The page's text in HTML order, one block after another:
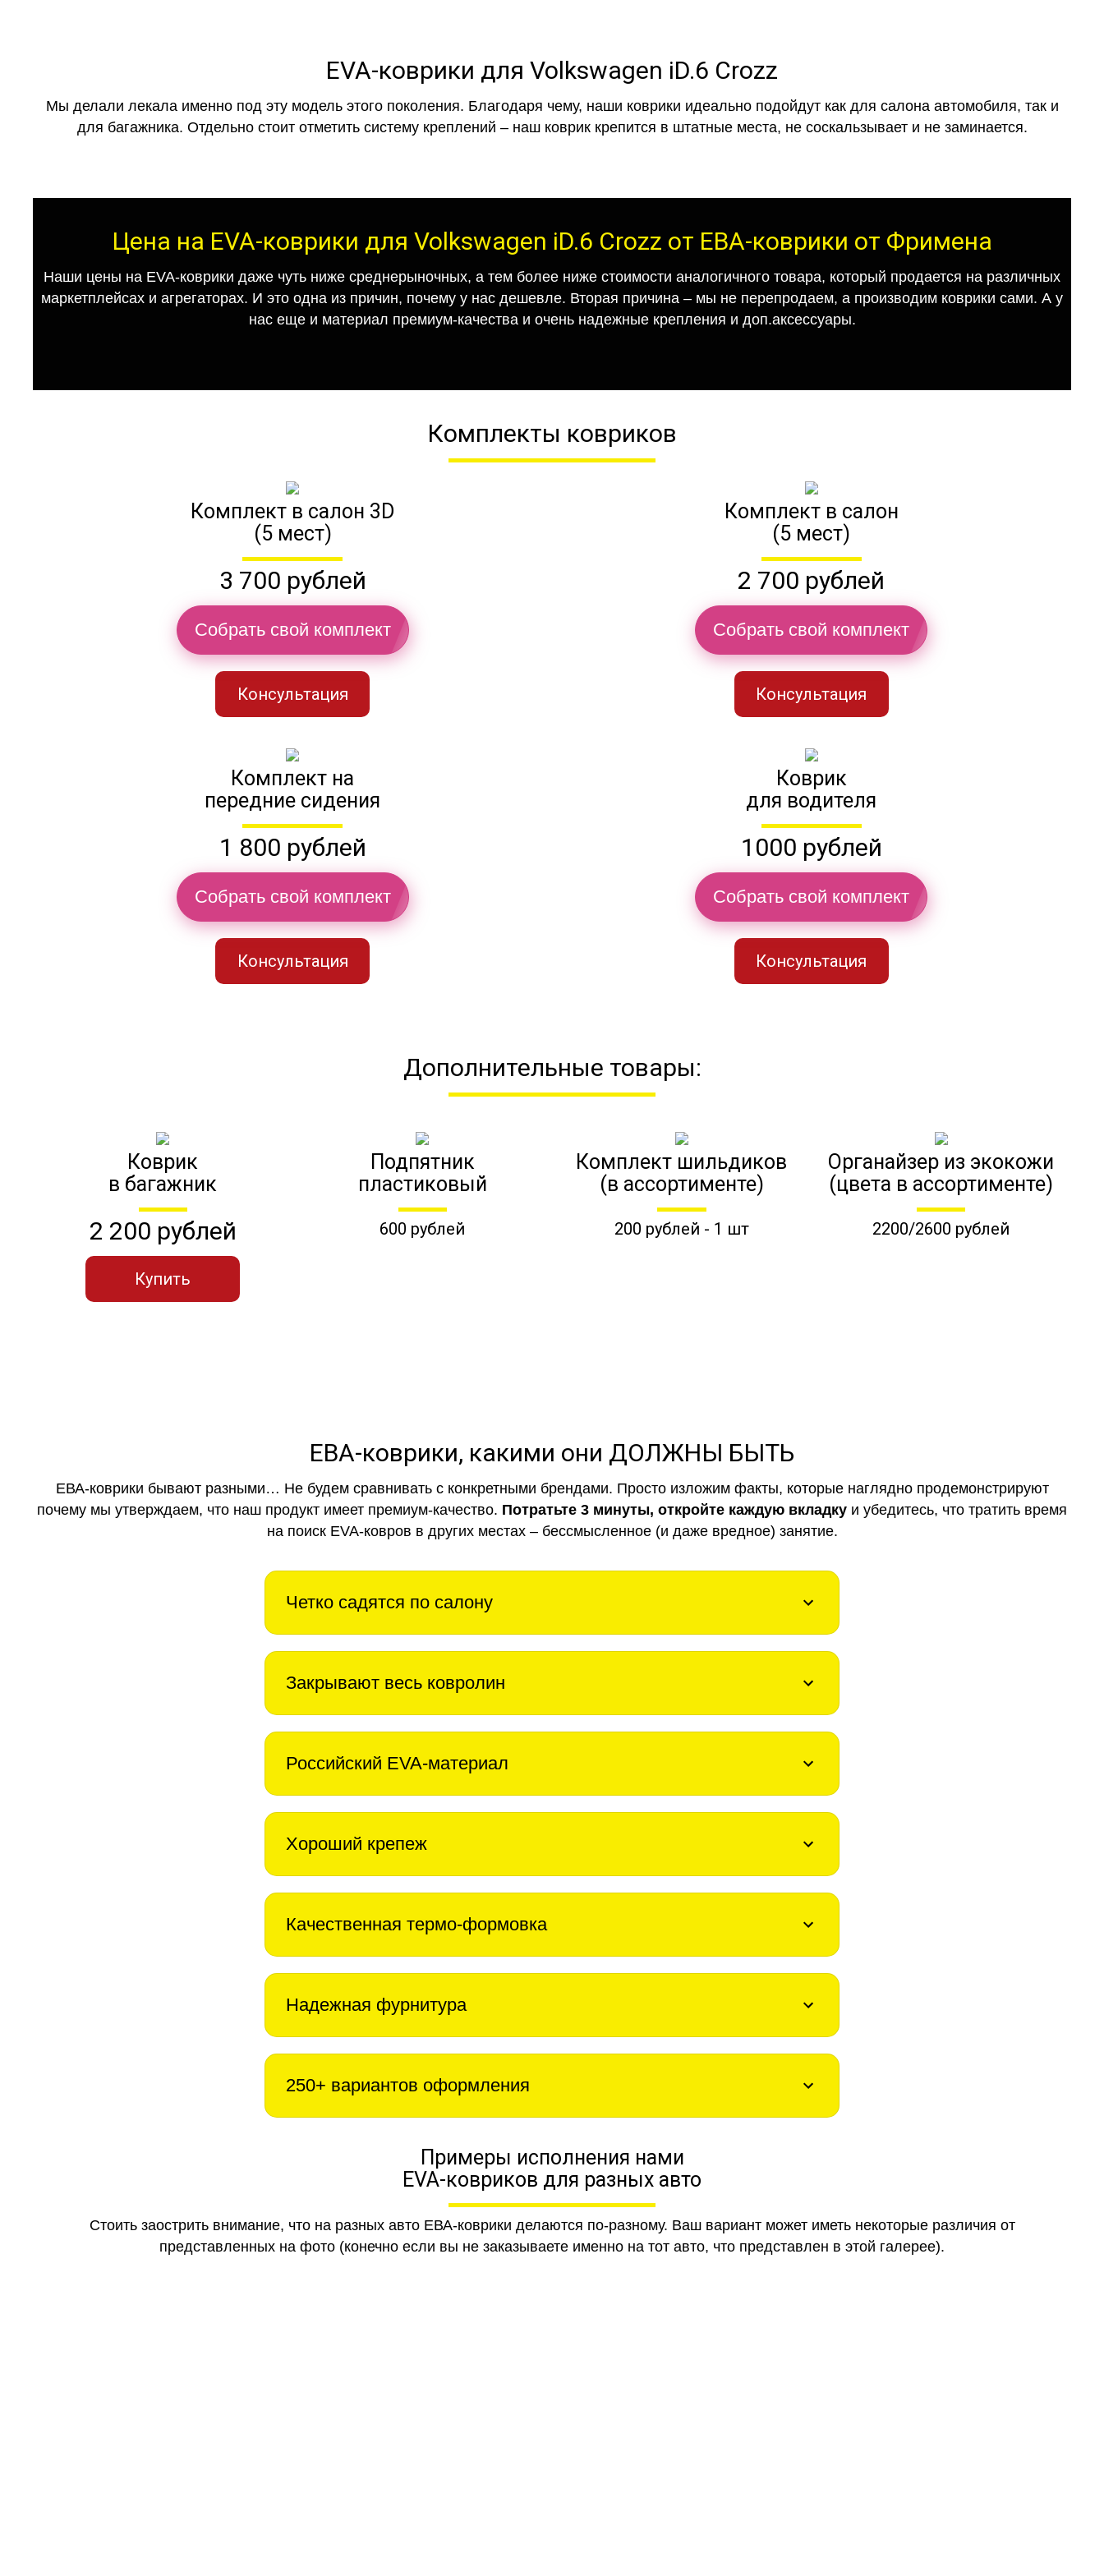
EVA-коврики для Volkswagen iD.6 Crozz
Мы делали лекала именно под эту модель этого поколения. Благодаря чему, наши коврики идеально подойдут как для салона автомобиля, так и
для багажника. Отдельно стоит отметить систему креплений – наш коврик крепится в штатные места, не соскальзывает и не заминается.
Цена на EVA-коврики для Volkswagen iD.6 Crozz от ЕВА-коврики от Фримена
Наши цены на EVA-коврики даже чуть ниже среднерыночных, а тем более ниже стоимости аналогичного товара, который продается на различных
маркетплейсах и агрегаторах. И это одна из причин, почему у нас дешевле. Вторая причина – мы не перепродаем, а производим коврики сами. А у
нас еще и материал премиум-качества и очень надежные крепления и доп.аксессуары.
Комплекты ковриков
Комплект в салон 3D
(5 мест)
3 700 рублей
Собрать свой комплект
Консультация
Комплект в салон
(5 мест)
2 700 рублей
Собрать свой комплект
Консультация
Комплект на
передние сидения
1 800 рублей
Собрать свой комплект
Консультация
Коврик
для водителя
1000 рублей
Собрать свой комплект
Консультация
Дополнительные товары:
Коврик
в багажник
2 200 рублей
Купить
Подпятник
пластиковый
600 рублей
Комплект шильдиков
(в ассортименте)
200 рублей - 1 шт
Органайзер из экокожи
(цвета в ассортименте)
2200/2600 рублей
ЕВА-коврики, какими они ДОЛЖНЫ БЫТЬ
ЕВА-коврики бывают разными… Не будем сравнивать с конкретными брендами. Просто изложим факты, которые наглядно продемонстрируют
почему мы утверждаем, что наш продукт имеет премиум-качество. Потратьте 3 минуты, откройте каждую вкладку и убедитесь, что тратить время
на поиск EVA-ковров в других местах – бессмысленное (и даже вредное) занятие.
Четко садятся по салону
Закрывают весь ковролин
Российский EVA-материал
Хороший крепеж
Качественная термо-формовка
Надежная фурнитура
250+ вариантов оформления
Примеры исполнения нами
EVA-ковриков для разных авто
Стоить заострить внимание, что на разных авто ЕВА-коврики делаются по-разному. Ваш вариант может иметь некоторые различия от
представленных на фото (конечно если вы не заказываете именно на тот авто, что представлен в этой галерее).